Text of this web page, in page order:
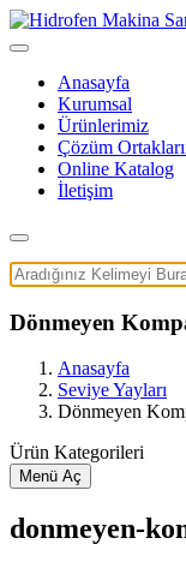
Anasayfa
Kurumsal
Ürünlerimiz
Çözüm
Online Katalog
İletişim
Dönmeyen
Anasayfa
Seviye Yayları
Dönmeyen
Ürün Kategorileri
Menü Aç
donmeyen-